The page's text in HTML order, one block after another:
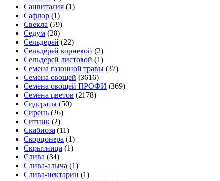
Санвиталия (1)
Сафлор (1)
Свекла (79)
Седум (28)
Сельдерей (22)
Сельдерей корневой (2)
Сельдерей листовой (1)
Семена газонной травы (37)
Семена овощей (3616)
Семена овощей ПРОФИ (369)
Семена цветов (2178)
Сидераты (50)
Сирень (26)
Ситник (2)
Скабиоза (11)
Скорцонера (1)
Скрытница (1)
Слива (34)
Слива-алыча (1)
Слива-нектарин (1)